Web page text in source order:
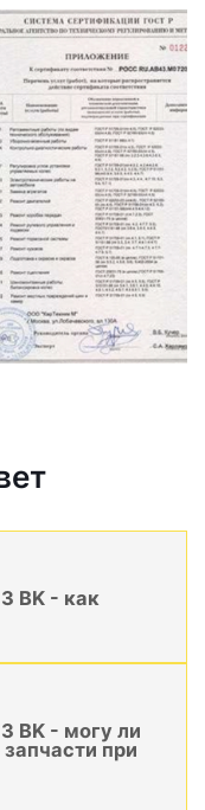
BK - как
BK - могу ли
при